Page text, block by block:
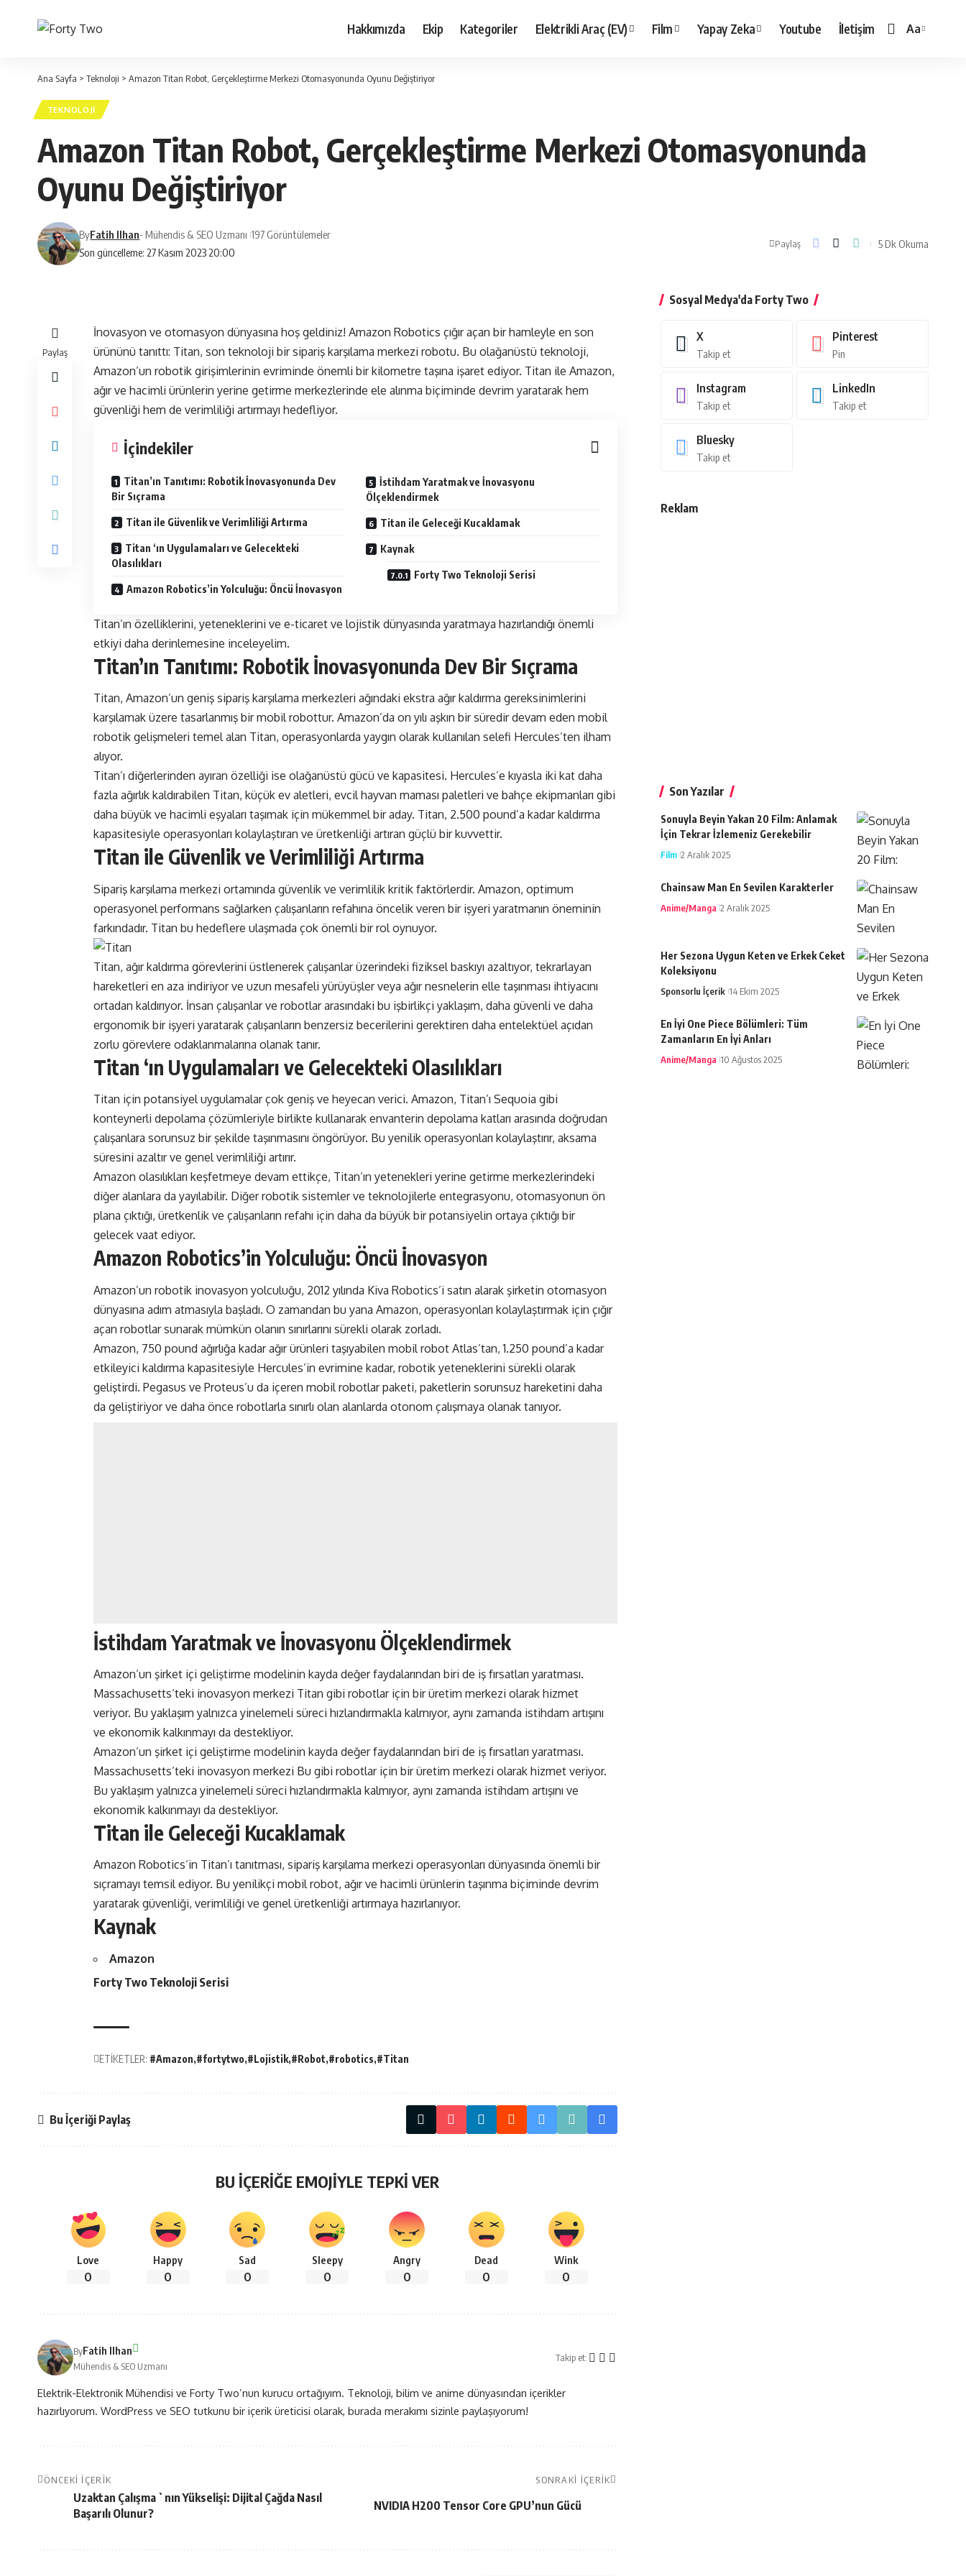
Hakkımızda Ekip Kategoriler Elektrikli Araç (EV) Film Yapay Zeka Youtube İletişim
Yazı
Aa
Ana Sayfa > Teknoloji > Amazon Titan Robot, Gerçekleştirme Merkezi Otomasyonunda Oyunu Değiştiriyor
TEKNOLOJI
Amazon Titan Robot, Gerçekleştirme Merkezi Otomasyonunda
Oyunu Değiştiriyor
Son güncelleme: 27 Kasım 2023 20:00
ByFatih Ilhan- Mühendis & SEO Uzmanı 197 Görüntülemeler
Paylaş 5 Dk Okuma
Paylaş
İnovasyon ve otomasyon dünyasına hoş geldiniz! Amazon Robotics çığır açan bir hamleyle en son
ürününü tanıttı: Titan, son teknoloji bir sipariş karşılama merkezi robotu. Bu olağanüstü teknoloji,
Amazon’un robotik girişimlerinin evriminde önemli bir kilometre taşına işaret ediyor. Titan ile Amazon,
ağır ve hacimli ürünlerin yerine getirme merkezlerinde ele alınma biçiminde devrim yaratarak hem
güvenliği hem de verimliliği artırmayı hedefliyor.
İçindekiler
Titan’ın Tanıtımı: Robotik İnovasyonunda Dev
Bir Sıçrama
Titan ile Güvenlik ve Verimliliği Artırma
Titan ‘ın Uygulamaları ve Gelecekteki
Olasılıkları
Amazon Robotics’in Yolculuğu: Öncü İnovasyon
İstihdam Yaratmak ve İnovasyonu
Ölçeklendirmek
Titan ile Geleceği Kucaklamak
Kaynak
Forty Two Teknoloji Serisi
Titan’ın özelliklerini, yeteneklerini ve e-ticaret ve lojistik dünyasında yaratmaya hazırlandığı önemli
etkiyi daha derinlemesine inceleyelim.
Titan’ın Tanıtımı: Robotik İnovasyonunda Dev Bir Sıçrama
Titan, Amazon’un geniş sipariş karşılama merkezleri ağındaki ekstra ağır kaldırma gereksinimlerini
karşılamak üzere tasarlanmış bir mobil robottur. Amazon’da on yılı aşkın bir süredir devam eden mobil
robotik gelişmeleri temel alan Titan, operasyonlarda yaygın olarak kullanılan selefi Hercules’ten ilham
alıyor.
Titan’ı diğerlerinden ayıran özelliği ise olağanüstü gücü ve kapasitesi. Hercules’e kıyasla iki kat daha
fazla ağırlık kaldırabilen Titan, küçük ev aletleri, evcil hayvan maması paletleri ve bahçe ekipmanları gibi
daha büyük ve hacimli eşyaları taşımak için mükemmel bir aday. Titan, 2.500 pound’a kadar kaldırma
kapasitesiyle operasyonları kolaylaştıran ve üretkenliği artıran güçlü bir kuvvettir.
Titan ile Güvenlik ve Verimliliği Artırma
Sipariş karşılama merkezi ortamında güvenlik ve verimlilik kritik faktörlerdir. Amazon, optimum
operasyonel performans sağlarken çalışanların refahına öncelik veren bir işyeri yaratmanın öneminin
farkındadır. Titan bu hedeflere ulaşmada çok önemli bir rol oynuyor.
Titan, ağır kaldırma görevlerini üstlenerek çalışanlar üzerindeki fiziksel baskıyı azaltıyor, tekrarlayan
hareketleri en aza indiriyor ve uzun mesafeli yürüyüşler veya ağır nesnelerin elle taşınması ihtiyacını
ortadan kaldırıyor. İnsan çalışanlar ve robotlar arasındaki bu işbirlikçi yaklaşım, daha güvenli ve daha
ergonomik bir işyeri yaratarak çalışanların benzersiz becerilerini gerektiren daha entelektüel açıdan
zorlu görevlere odaklanmalarına olanak tanır.
Titan ‘ın Uygulamaları ve Gelecekteki Olasılıkları
Titan için potansiyel uygulamalar çok geniş ve heyecan verici. Amazon, Titan’ı Sequoia gibi
konteynerli depolama çözümleriyle birlikte kullanarak envanterin depolama katları arasında doğrudan
çalışanlara sorunsuz bir şekilde taşınmasını öngörüyor. Bu yenilik operasyonları kolaylaştırır, aksama
süresini azaltır ve genel verimliliği artırır.
Amazon olasılıkları keşfetmeye devam ettikçe, Titan’ın yetenekleri yerine getirme merkezlerindeki
diğer alanlara da yayılabilir. Diğer robotik sistemler ve teknolojilerle entegrasyonu, otomasyonun ön
plana çıktığı, üretkenlik ve çalışanların refahı için daha da büyük bir potansiyelin ortaya çıktığı bir
gelecek vaat ediyor.
Amazon Robotics’in Yolculuğu: Öncü İnovasyon
Amazon’un robotik inovasyon yolculuğu, 2012 yılında Kiva Robotics’i satın alarak şirketin otomasyon
dünyasına adım atmasıyla başladı. O zamandan bu yana Amazon, operasyonları kolaylaştırmak için çığır
açan robotlar sunarak mümkün olanın sınırlarını sürekli olarak zorladı.
Amazon, 750 pound ağırlığa kadar ağır ürünleri taşıyabilen mobil robot Atlas’tan, 1.250 pound’a kadar
etkileyici kaldırma kapasitesiyle Hercules’in evrimine kadar, robotik yeteneklerini sürekli olarak
geliştirdi. Pegasus ve Proteus’u da içeren mobil robotlar paketi, paketlerin sorunsuz hareketini daha
da geliştiriyor ve daha önce robotlarla sınırlı olan alanlarda otonom çalışmaya olanak tanıyor.
İstihdam Yaratmak ve İnovasyonu Ölçeklendirmek
Amazon’un şirket içi geliştirme modelinin kayda değer faydalarından biri de iş fırsatları yaratması.
Massachusetts’teki inovasyon merkezi Titan gibi robotlar için bir üretim merkezi olarak hizmet
veriyor. Bu yaklaşım yalnızca yinelemeli süreci hızlandırmakla kalmıyor, aynı zamanda istihdam artışını
ve ekonomik kalkınmayı da destekliyor.
Amazon’un şirket içi geliştirme modelinin kayda değer faydalarından biri de iş fırsatları yaratması.
Massachusetts’teki inovasyon merkezi Bu gibi robotlar için bir üretim merkezi olarak hizmet veriyor.
Bu yaklaşım yalnızca yinelemeli süreci hızlandırmakla kalmıyor, aynı zamanda istihdam artışını ve
ekonomik kalkınmayı da destekliyor.
Titan ile Geleceği Kucaklamak
Amazon Robotics’in Titan’ı tanıtması, sipariş karşılama merkezi operasyonları dünyasında önemli bir
sıçramayı temsil ediyor. Bu yenilikçi mobil robot, ağır ve hacimli ürünlerin taşınma biçiminde devrim
yaratarak güvenliği, verimliliği ve genel üretkenliği artırmaya hazırlanıyor.
Kaynak
Amazon
Forty Two Teknoloji Serisi
ETİKETLER: #Amazon #fortytwo #Lojistik #Robot #robotics #Titan
Bu İçeriği Paylaş
BU İÇERİĞE EMOJİYLE TEPKİ VER
Love
0
Happy
0
Sad
0
Sleepy
0
Angry
0
Dead
0
Wink
0
ByFatih Ilhan
Mühendis & SEO Uzmanı
Takip et:
Elektrik-Elektronik Mühendisi ve Forty Two’nun kurucu ortağıyım. Teknoloji, bilim ve anime dünyasından içerikler
hazırlıyorum. WordPress ve SEO tutkunu bir içerik üreticisi olarak, burada merakımı sizinle paylaşıyorum!
ÖNCEKI İÇERIK
Uzaktan Çalışma `nın Yükselişi: Dijital Çağda Nasıl
Başarılı Olunur?
SONRAKI İÇERIK
NVIDIA H200 Tensor Core GPU’nun Gücü
Sosyal Medya'da Forty Two
X
Takip et
Pinterest
Pin
Instagram
Takip et
LinkedIn
Takip et
Bluesky
Takip et
Reklam
Son Yazılar
Sonuyla Beyin Yakan 20 Film: Anlamak
İçin Tekrar İzlemeniz Gerekebilir
Film 2 Aralık 2025
Chainsaw Man En Sevilen Karakterler
Anime/Manga 2 Aralık 2025
Her Sezona Uygun Keten ve Erkek Ceket
Koleksiyonu
Sponsorlu İçerik 14 Ekim 2025
En İyi One Piece Bölümleri: Tüm
Zamanların En İyi Anları
Anime/Manga 10 Ağustos 2025